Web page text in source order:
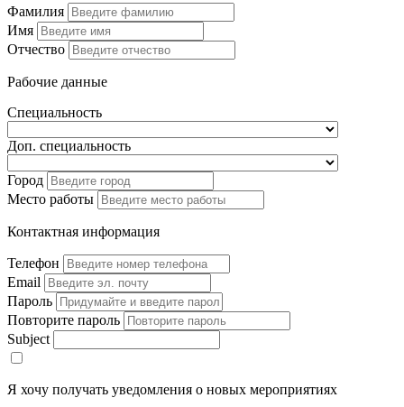
Фамилия
Имя
Отчество
Рабочие данные
Специальность
Доп. специальность
Город
Место работы
Контактная информация
Телефон
Email
Пароль
Повторите пароль
Subject
Я хочу получать уведомления о новых мероприятиях